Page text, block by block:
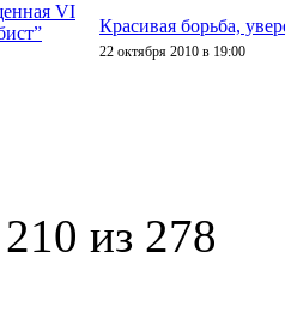
VI
Красивая борьба,
22 октября 2010 в 19:00
из 278